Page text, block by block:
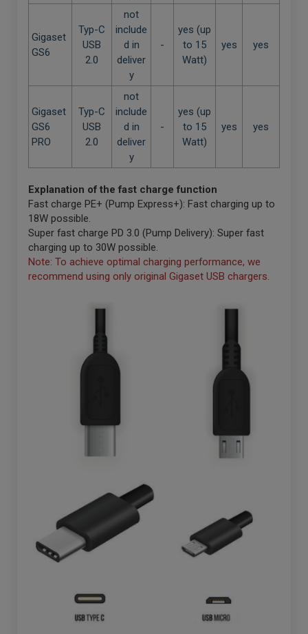
Gigaset
GS6
Typ-C
USB
2.0
not
include
d in
deliver
y
-
yes (up
to 15
Watt)
yes yes
Gigaset
GS6
PRO
Typ-C
USB
2.0
not
include
d in
deliver
y
-
yes (up
to 15
Watt)
yes yes
Explanation of the fast charge function
Fast charge PE+ (Pump Express+): Fast charging up to
18W possible.
Super fast charge PD 3.0 (Pump Delivery): Super fast
charging up to 30W possible.
Note: To achieve optimal charging performance, we
recommend using only original Gigaset USB chargers.